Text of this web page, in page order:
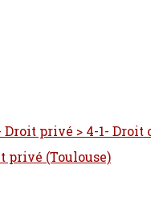
Droit privé > 4-1-
privé (Toulouse)